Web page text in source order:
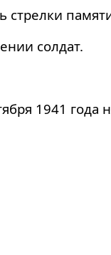
стрелки
солдат.
1941